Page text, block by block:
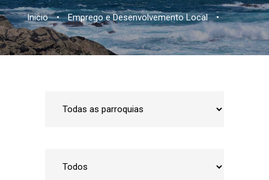
Inicio • Emprego e Desenvolvemento Local •